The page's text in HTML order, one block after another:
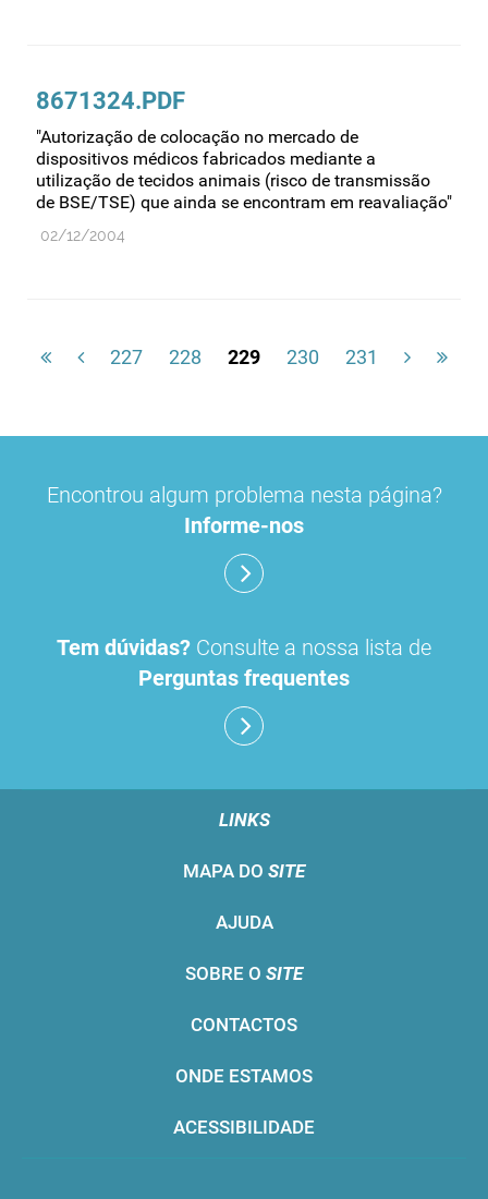
8671324.PDF
"Autorização de colocação no mercado de
dispositivos médicos fabricados mediante a
utilização de tecidos animais (risco de transmissão
de BSE/TSE) que ainda se encontram em reavaliação"
02/12/2004
227 228 229 230 231
Encontrou algum problema nesta página?
Informe-nos
Tem dúvidas? Consulte a nossa lista de
Perguntas frequentes
LINKS
MAPA DO SITE
AJUDA
SOBRE O SITE
CONTACTOS
ONDE ESTAMOS
ACESSIBILIDADE